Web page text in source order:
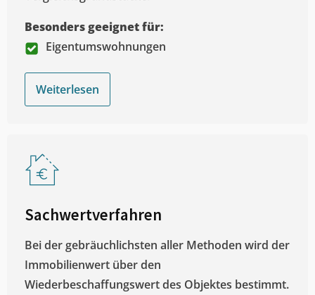
Besonders geeignet für:
Eigentumswohnungen
Weiterlesen
Sachwertverfahren
Bei der gebräuchlichsten aller Methoden wird der
Immobilienwert über den
Wiederbeschaffungswert des Objektes bestimmt.